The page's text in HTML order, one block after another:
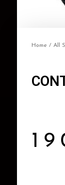
Home / All